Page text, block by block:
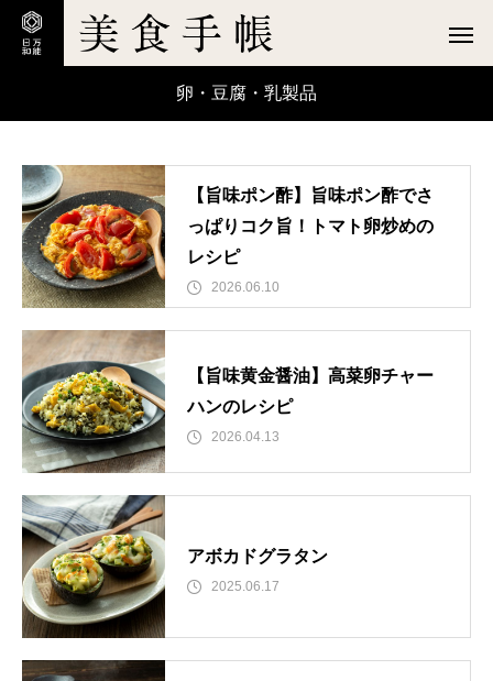
卵・豆腐・乳製品
【旨味ポン酢】旨味ポン酢でさ
っぱりコク旨！トマト卵炒めの
レシピ
2026.06.10
【旨味黄金醤油】高菜卵チャー
ハンのレシピ
2026.04.13
アボカドグラタン
2025.06.17